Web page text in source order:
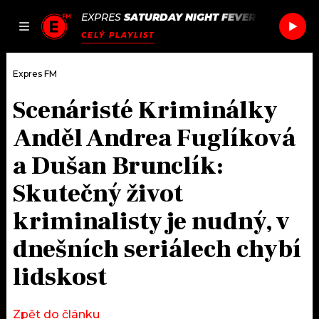
JAK
SEZNAM.CZ
EXPRES SATURDAY NIGHT FEVER
CELÝ PLAYLIST
DOMŮ
ČLÁNKY
AKTUÁLNĚ
HUDBA
ROZHOVORY
PODCASTY
JAK NALADIT
RÁDIO
Expres FM
Scenáristé Kriminálky
Anděl Andrea Fuglíková
a Dušan Brunclík:
Skutečný život
kriminalisty je nudný, v
dnešních seriálech chybí
lidskost
Zpět do článku